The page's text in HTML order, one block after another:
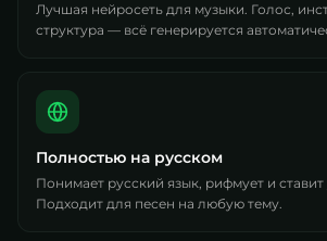
Лучшая нейросеть для музыки. Голос,
структура — всё генерируется
Полностью на русском
Понимает русский язык, рифмует и ставит
Подходит для песен на любую тему.